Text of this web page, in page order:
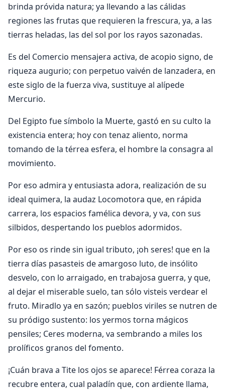
brinda próvida natura; ya llevando a las cálidas
regiones las frutas que requieren la frescura, ya, a las
tierras heladas, las del sol por los rayos sazonadas.
Es del Comercio mensajera activa, de acopio signo, de
riqueza augurio; con perpetuo vaivén de lanzadera, en
este siglo de la fuerza viva, sustituye al alípede
Mercurio.
Del Egipto fue símbolo la Muerte, gastó en su culto la
existencia entera; hoy con tenaz aliento, norma
tomando de la térrea esfera, el hombre la consagra al
movimiento.
Por eso admira y entusiasta adora, realización de su
ideal quimera, la audaz Locomotora que, en rápida
carrera, los espacios famélica devora, y va, con sus
silbidos, despertando los pueblos adormidos.
Por eso os rinde sin igual tributo, ¡oh seres! que en la
tierra días pasasteis de amargoso luto, de insólito
desvelo, con lo arraigado, en trabajosa guerra, y que,
al dejar el miserable suelo, tan sólo visteis verdear el
fruto. Miradlo ya en sazón; pueblos viriles se nutren de
su pródigo sustento: los yermos torna mágicos
pensiles; Ceres moderna, va sembrando a miles los
prolíficos granos del fomento.
¡Cuán brava a Tite los ojos se aparece! Férrea coraza la
recubre entera, cual paladín que, con ardiente llama,